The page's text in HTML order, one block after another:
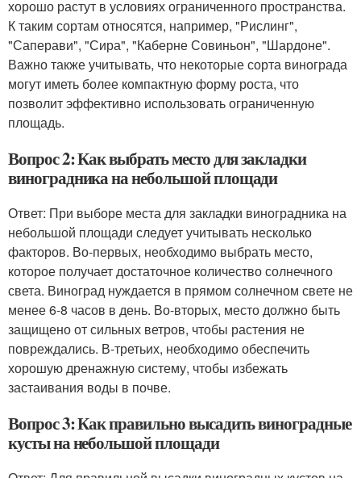
хорошо растут в условиях ограниченного пространства.
К таким сортам относятся, например, "Рислинг",
"Саперави", "Сира", "Каберне Совиньон", "Шардоне".
Важно также учитывать, что некоторые сорта винограда
могут иметь более компактную форму роста, что
позволит эффективно использовать ограниченную
площадь.
Вопрос 2: Как выбрать место для закладки
виноградника на небольшой площади
Ответ: При выборе места для закладки виноградника на
небольшой площади следует учитывать несколько
факторов. Во-первых, необходимо выбрать место,
которое получает достаточное количество солнечного
света. Виноград нуждается в прямом солнечном свете не
менее 6-8 часов в день. Во-вторых, место должно быть
защищено от сильных ветров, чтобы растения не
повреждались. В-третьих, необходимо обеспечить
хорошую дренажную систему, чтобы избежать
застаивания воды в почве.
Вопрос 3: Как правильно высадить виноградные
кусты на небольшой площади